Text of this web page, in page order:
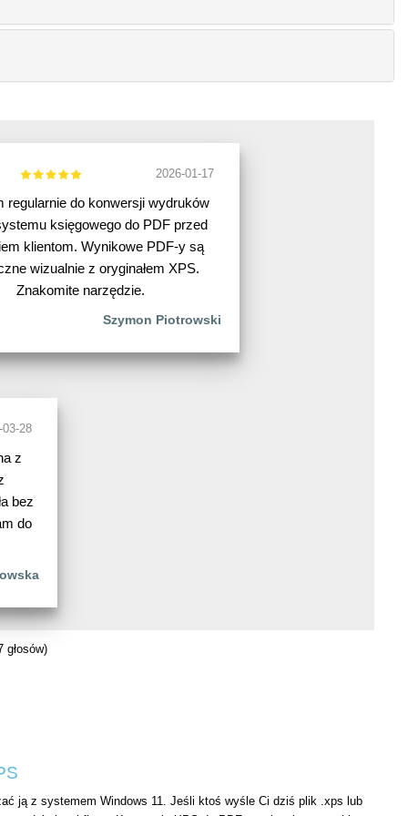
2026-01-17
regularnie do konwersji wydruków
księgowego do PDF przed
klientom. Wynikowe PDF-y są
wizualnie z oryginałem XPS.
Znakomite narzędzie.
Szymon Piotrowski
03-28
z
bez
do
głosów)
ją z systemem Windows 11. Jeśli ktoś wyśle Ci dziś plik .xps lub